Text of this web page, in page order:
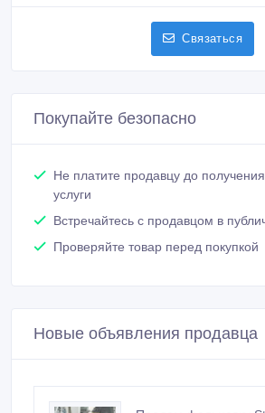
Связаться
Покупайте безопасно
Не платите продавцу до
услуги
Встречайтесь с продавцом в
Проверяйте товар перед покупкой
Новые объявления продавца